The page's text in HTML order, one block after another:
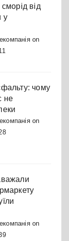
від
у
on
чому
не
on
on